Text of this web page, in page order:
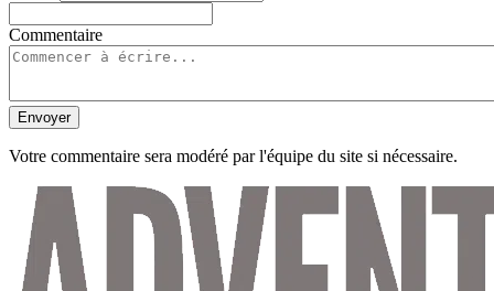
Commentaire
Envoyer
Votre commentaire sera modéré par l'équipe du site si nécessaire.